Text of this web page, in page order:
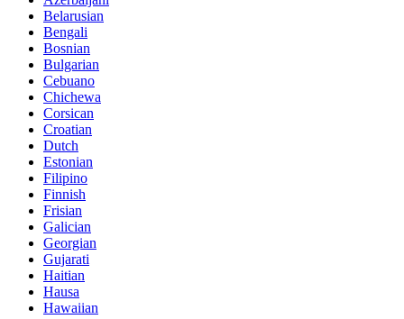
Belarusian
Bengali
Bosnian
Bulgarian
Cebuano
Chichewa
Corsican
Croatian
Dutch
Estonian
Filipino
Finnish
Frisian
Galician
Georgian
Gujarati
Haitian
Hausa
Hawaiian